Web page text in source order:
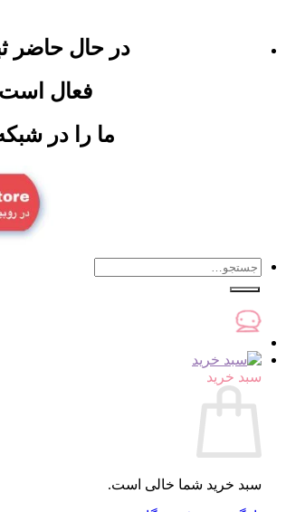
در حال حاضر
فعال است
ما را در
جستجو
سبد خرید
سبد خرید شما خالی است.